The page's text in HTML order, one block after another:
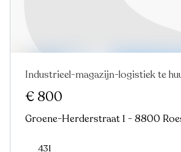
Nieuw
Industrieel-magazijn-logistiek te
€ 800
Groene-Herderstraat 1 - 8800
431